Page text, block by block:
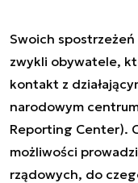
Swoich
zwykli obywatele,
kontakt z
narodowym
Reporting Center).
możliwości
rządowych, do